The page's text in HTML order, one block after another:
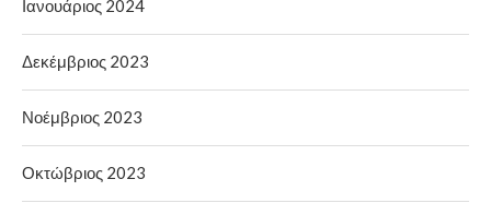
Ιανουάριος 2024
Δεκέμβριος 2023
Νοέμβριος 2023
Οκτώβριος 2023